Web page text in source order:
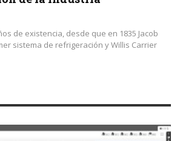
de existencia, desde que en 1835 Jacob
sistema de refrigeración y Willis Carrier